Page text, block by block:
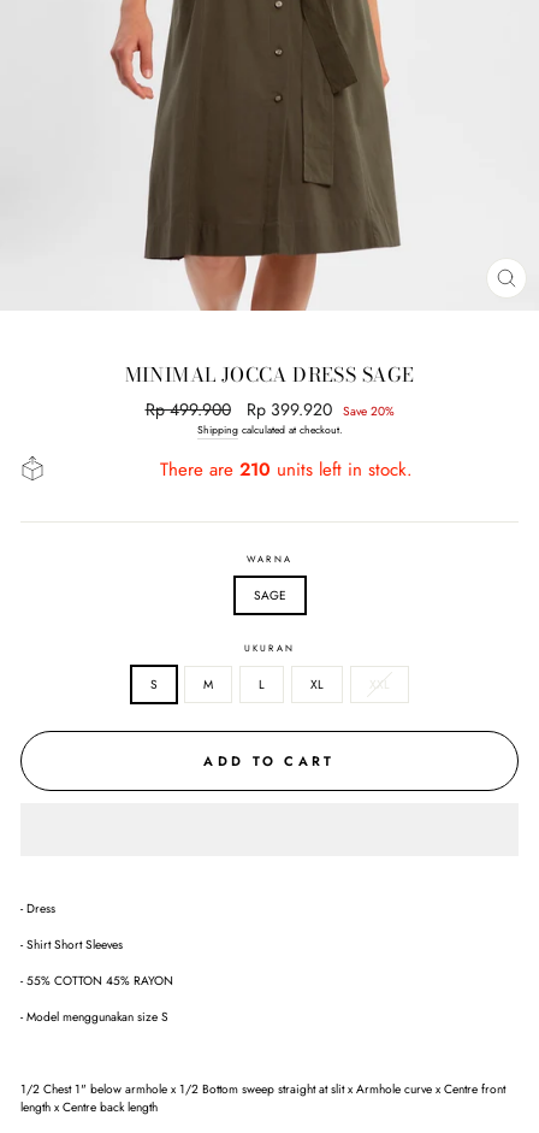
MINIMAL JOCCA DRESS SAGE
Regular
price
Rp 499.900
Sale
price
Rp 399.920 Save 20%
Shippingcalculated at checkout.
There are 210 units left in stock.
WARNA
SAGE
UKURAN
S M L XL XXL
ADD TO CART
- Dress
- Shirt Short Sleeves
- 55% COTTON 45% RAYON
- Model menggunakan size S
1/2 Chest 1" below armhole x 1/2 Bottom sweep straight at slit x Armhole curve x Centre front
length x Centre back length